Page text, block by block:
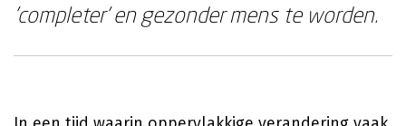
'completer' en gezonder mens te worden.